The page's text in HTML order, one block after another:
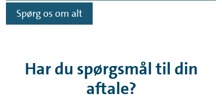
Spørg os om alt
Har du spørgsmål til din
aftale?